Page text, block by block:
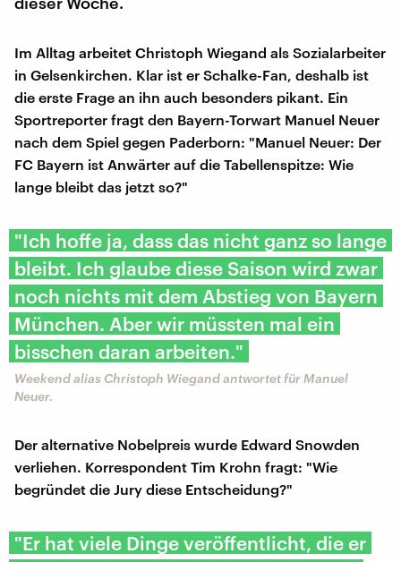
Im Alltag arbeitet Christoph Wiegand als Sozialarbeiter
in Gelsenkirchen. Klar ist er Schalke-Fan, deshalb ist
die erste Frage an ihn auch besonders pikant. Ein
Sportreporter fragt den Bayern-Torwart Manuel Neuer
nach dem Spiel gegen Paderborn: "Manuel Neuer: Der
FC Bayern ist Anwärter auf die Tabellenspitze: Wie
lange bleibt das jetzt so?"
"Ich hoffe ja, dass das nicht ganz so lange
bleibt. Ich glaube diese Saison wird zwar
noch nichts mit dem Abstieg von Bayern
München. Aber wir müssten mal ein
bisschen daran arbeiten."
Weekend alias Christoph Wiegand antwortet für Manuel
Neuer.
Der alternative Nobelpreis wurde Edward Snowden
verliehen. Korrespondent Tim Krohn fragt: "Wie
begründet die Jury diese Entscheidung?"
"Er hat viele Dinge veröffentlicht, die er